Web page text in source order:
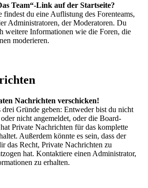
Team“-Link auf der Startseite?
findest du eine Auflistung des Forenteams,
Administratoren, der Moderatoren. Du
weitere Informationen wie die Foren, die
moderieren.
Nachrichten verschicken!
Gründe geben: Entweder bist du nicht
nicht angemeldet, oder die Board-
Private Nachrichten für das komplette
Außerdem könnte es sein, dass der
das Recht, Private Nachrichten zu
hat. Kontaktiere einen Administrator,
zu erhalten.